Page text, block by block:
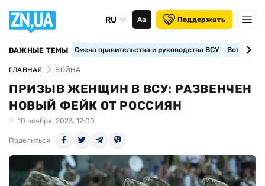
RU Аа Поддержать
ВАЖНЫЕ ТЕМЫ Смена правительства и руководства ВСУ
ГЛАВНАЯ ВОЙНА
ПРИЗЫВ ЖЕНЩИН В ВСУ: РАЗВЕНЧЕН
НОВЫЙ ФЕЙК ОТ РОССИЯН
10 ноября, 2023, 12:00
Поделиться